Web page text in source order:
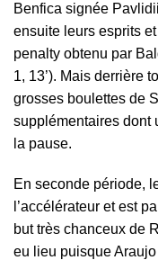
Benfica signée
ensuite leurs esprits
penalty obtenu par
1, 13’). Mais derrière
grosses boulettes de
supplémentaires dont
la pause.
En seconde période,
l’accélérateur et est
but très chanceux de
eu lieu puisque